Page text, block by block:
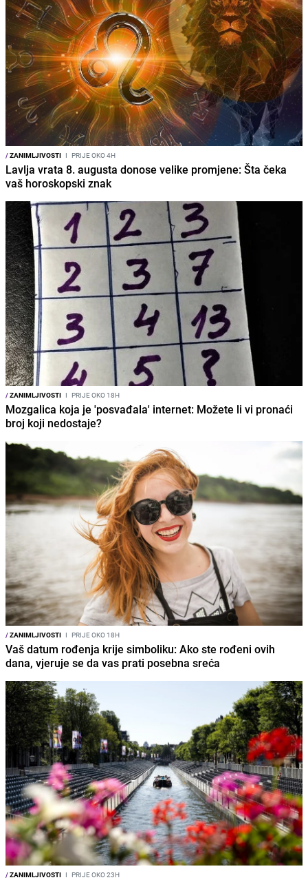
/ZANIMLJIVOSTI I PRIJE OKO 4H
Lavlja vrata 8. augusta donose velike promjene: Šta čeka
vaš horoskopski znak
/ZANIMLJIVOSTI I PRIJE OKO 18H
Mozgalica koja je 'posvađala' internet: Možete li vi pronaći
broj koji nedostaje?
/ZANIMLJIVOSTI I PRIJE OKO 18H
Vaš datum rođenja krije simboliku: Ako ste rođeni ovih
dana, vjeruje se da vas prati posebna sreća
/ZANIMLJIVOSTI I PRIJE OKO 23H